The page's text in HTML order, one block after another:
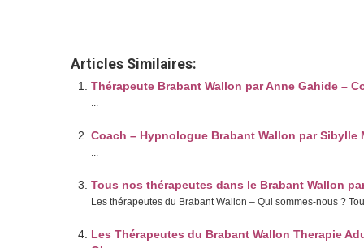
Articles Similaires:
Thérapeute Brabant Wallon par Anne Gahide –
...
Coach – Hypnologue Brabant Wallon par
...
Tous nos thérapeutes dans le Brabant Wallon
Les thérapeutes du Brabant Wallon – Qui sommes-nous ?
Les Thérapeutes du Brabant Wallon Therapie